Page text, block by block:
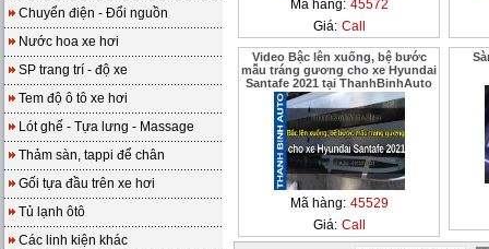
Chuyển điện - Đổi nguồn
Nước hoa xe hơi
SP trang trí - độ xe
Tem độ ô tô xe hơi
Lót ghế - Tựa lưng - Massage
Thảm sàn, tappi để chân
Gối tựa đầu trên xe hơi
Tủ lạnh ôtô
Các linh kiện khác
Mã hàng: 45572
Giá: Call
Video Bậc lên xuống, bệ bước
mẫu tráng gương cho xe Hyundai
Santafe 2021 tại ThanhBinhAuto
Mã hàng: 45529
Giá: Call